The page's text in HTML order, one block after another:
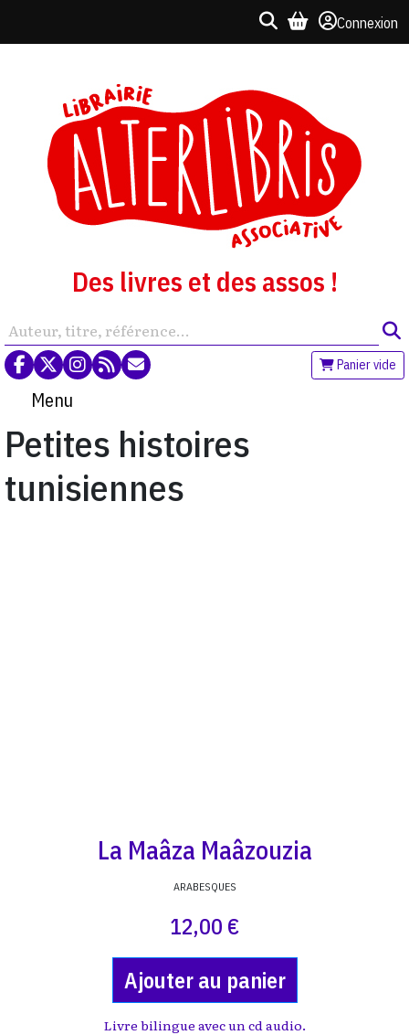
Connexion
Des livres et des assos !
Panier vide
Menu
Petites histoires
tunisiennes
La Maâza Maâzouzia
ARABESQUES
12,00 €
Ajouter au panier
Livre bilingue avec un cd audio.